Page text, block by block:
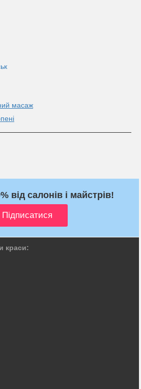
масаж
від салонів і майстрів!
краси: